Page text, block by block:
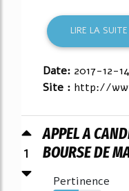
LIRE LA SUITE
Date: 2017-12-
Site : http://
1
APPEL A
BOURSE DE
Pertinence